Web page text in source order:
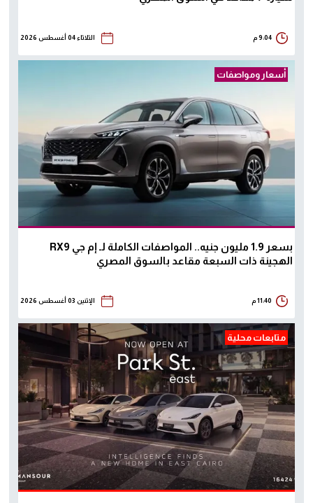
9:04 م الثلاثاء 04 أغسطس 2026
أسعار ومواصفات
بسعر 1.9 مليون جنيه.. المواصفات الكاملة لـ إم جي RX9
الهجينة ذات السبعة مقاعد بالسوق المصري
11:40 م الإثنين 03 أغسطس 2026
متابعات محلية